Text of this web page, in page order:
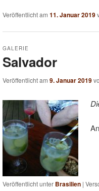
Veröffentlicht am 11. Januar 2019
Salvador
GALERIE
Veröffentlicht am 9. Januar 2019
Veröffentlicht unter Brasilien |